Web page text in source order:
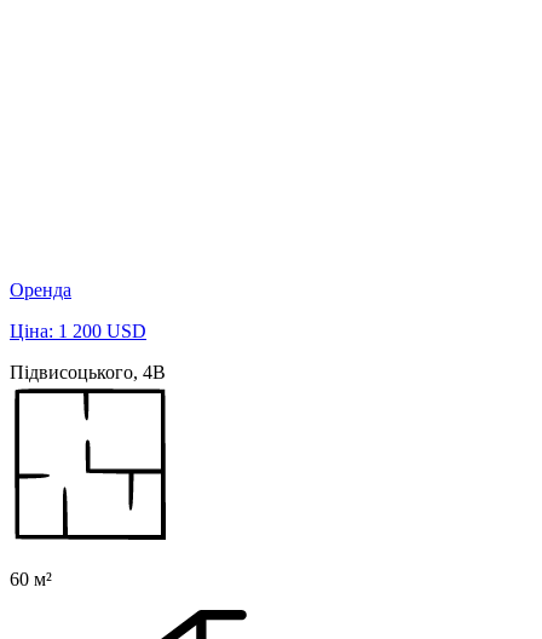
Оренда
Ціна: 1 200 USD
Підвисоцького, 4В
60 м²